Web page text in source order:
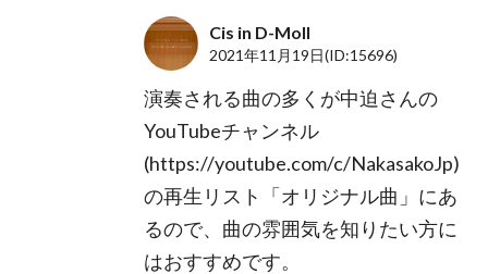
Cis in D-Moll
2021年11月19日(ID:15696)
演奏される曲の多くが中迫さんの
YouTubeチャンネル
(https://youtube.com/c/NakasakoJp)
の再生リスト「オリジナル曲」にあ
るので、曲の雰囲気を知りたい方に
はおすすめです。